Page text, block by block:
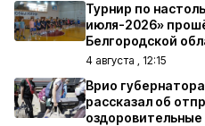
Турнир по
июля-2026»
Белгородской
4 августа , 12:15
Врио
рассказал об
оздоровительные